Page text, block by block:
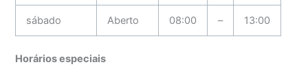
sábado Aberto 08:00 – 13:00
Horários especiais